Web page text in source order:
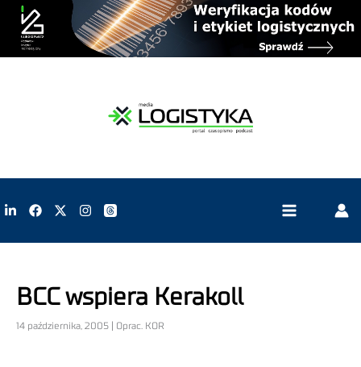
BCC wspiera Kerakoll
14 października, 2005 | Oprac. KOR